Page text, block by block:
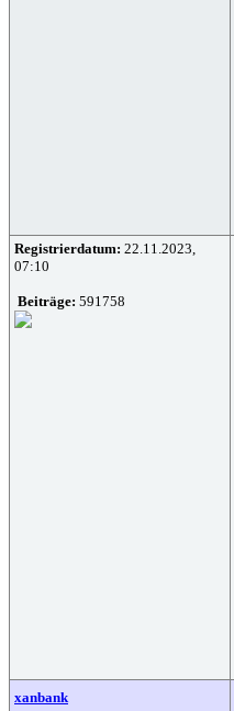
Registrierdatum: 22.11.2023,
07:10
Beiträge: 591758
xanbank